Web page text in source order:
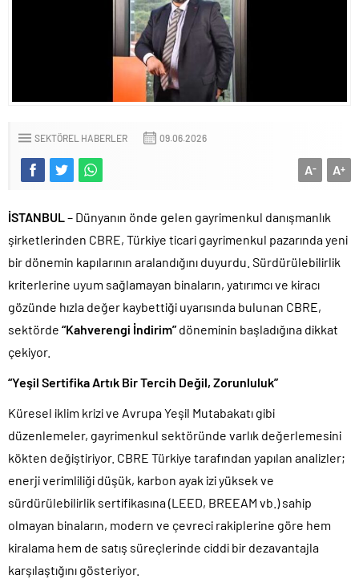
SEKTÖREL HABERLER 09.06.2026
A+
A-
İSTANBUL – Dünyanın önde gelen gayrimenkul danışmanlık
şirketlerinden CBRE, Türkiye ticari gayrimenkul pazarında yeni
bir dönemin kapılarının aralandığını duyurdu. Sürdürülebilirlik
kriterlerine uyum sağlamayan binaların, yatırımcı ve kiracı
gözünde hızla değer kaybettiği uyarısında bulunan CBRE,
sektörde “Kahverengi İndirim” döneminin başladığına dikkat
çekiyor.
“Yeşil Sertifika Artık Bir Tercih Değil, Zorunluluk”
Küresel iklim krizi ve Avrupa Yeşil Mutabakatı gibi
düzenlemeler, gayrimenkul sektöründe varlık değerlemesini
kökten değiştiriyor. CBRE Türkiye tarafından yapılan analizler;
enerji verimliliği düşük, karbon ayak izi yüksek ve
sürdürülebilirlik sertifikasına (LEED, BREEAM vb.) sahip
olmayan binaların, modern ve çevreci rakiplerine göre hem
kiralama hem de satış süreçlerinde ciddi bir dezavantajla
karşılaştığını gösteriyor.